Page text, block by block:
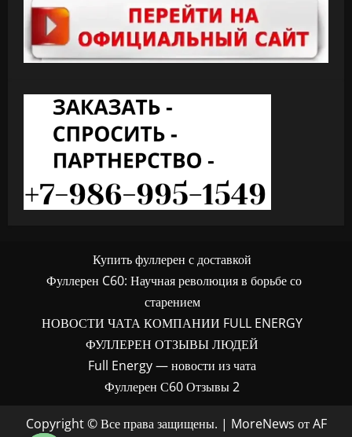
Купить фуллерен с доставкой
Фуллерен C60: Научная революция в борьбе со
старением
НОВОСТИ ЧАТА КОМПАНИИ FULL ENERGY
ФУЛЛЕРЕН ОТЗЫВЫ ЛЮДЕЙ
Full Energy — новости из чата
Фуллерен С60 Отзывы 2
Copyright © Все права защищены. | MoreNews от AF